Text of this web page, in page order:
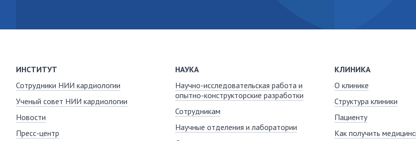
ИНСТИТУТ
Сотрудники НИИ кардиологии
Ученый совет НИИ кардиологии
Новости
Пресс-центр
НАУКА
Научно-исследовательская работа и
опытно-конструкторские разработки
Сотрудникам
Научные отделения и лаборатории
КЛИНИКА
О клинике
Структура клиники
Пациенту
Как получить